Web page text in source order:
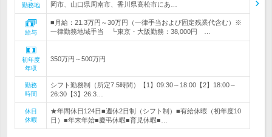
勤務地
岡市、山口県周南市、香川県高松市にあ…
給与
■月給：21.3万円～30万円（一律手当および固定残業代含む）※
一律勤務地域手当 ┗東京・大阪勤務：38,000円 …
初年度
年収
350万円～500万円
勤務
時間
シフト勤務制（所定7.5時間）【1】09:30～18:00【2】18:00～
26:30【3】26:3…
休日
休暇
★年間休日124日■週休2日制（シフト制）■有給休暇（初年度10
日）■年末年始■慶弔休暇■育児休暇■…